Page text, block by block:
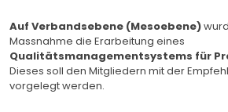
Auf Verbandsebene (Mesoebene)
Massnahme die Erarbeitung eines
Qualitätsmanagementsystems für
Dieses soll den Mitgliedern mit der
vorgelegt werden.